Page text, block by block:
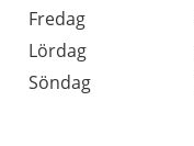
Fredag
Lördag
Söndag